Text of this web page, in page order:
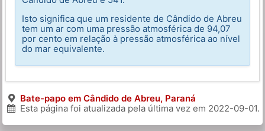
Isto significa que um residente de Cândido de Abreu
tem um ar com uma pressão atmosférica de 94,07
por cento em relação à pressão atmosférica ao nível
do mar equivalente.
Bate-papo em Cândido de Abreu, Paraná
Esta página foi atualizada pela última vez em 2022-09-01.